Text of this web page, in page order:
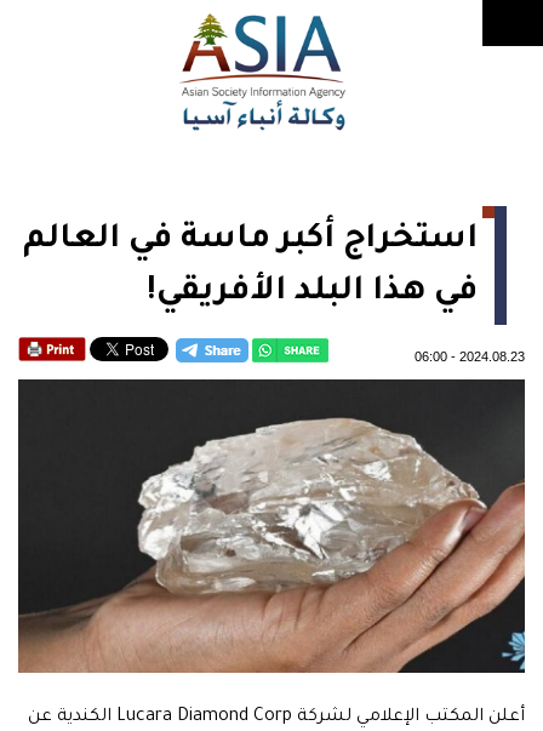
استخراج أكبر ماسة في العالم
في هذا البلد الأفريقي!
2024.08.23
-
06:00
أعلن المكتب الإعلامي لشركة Lucara Diamond Corp الكندية عن